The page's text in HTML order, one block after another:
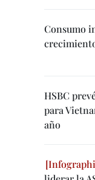
Consumo
HSBC
para
año